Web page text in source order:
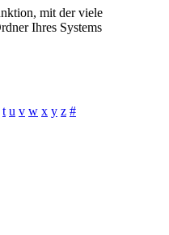
mit der viele
Ihres Systems
t u v w x y z #